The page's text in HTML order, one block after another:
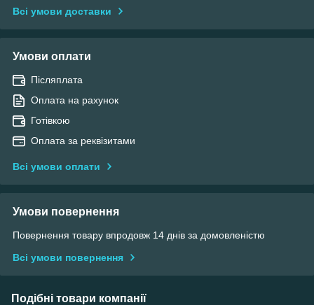
Всі умови доставки
Умови оплати
Післяплата
Оплата на рахунок
Готівкою
Оплата за реквізитами
Всі умови оплати
Умови повернення
Повернення товару впродовж 14 днів за домовленістю
Всі умови повернення
Подібні товари компанії